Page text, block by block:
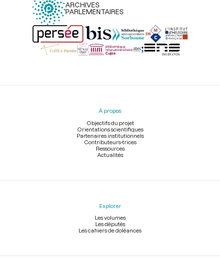
ARCHIVES
PARLEMENTAIRES
Menu
À propos
Objectifs du projet
Orientations scientifiques
Partenaires institutionnels
Contributeurs-trices
Ressources
Actualités
Explorer
Les volumes
Les députés
Les cahiers de doléances